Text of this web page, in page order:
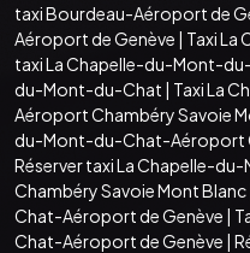
taxi Bourdeau-Aéroport de
Aéroport de Genève | Taxi
taxi La Chapelle-du-Mont-
du-Mont-du-Chat | Taxi La
Aéroport Chambéry Savoie
du-Mont-du-Chat-Aéroport
Réserver taxi La Chapelle-
Chambéry Savoie Mont Blanc
Chat-Aéroport de Genève |
Chat-Aéroport de Genève |